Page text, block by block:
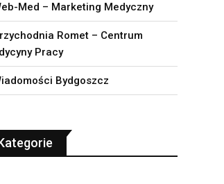
Med – Marketing Medyczny
Romet – Centrum
Pracy
Bydgoszcz